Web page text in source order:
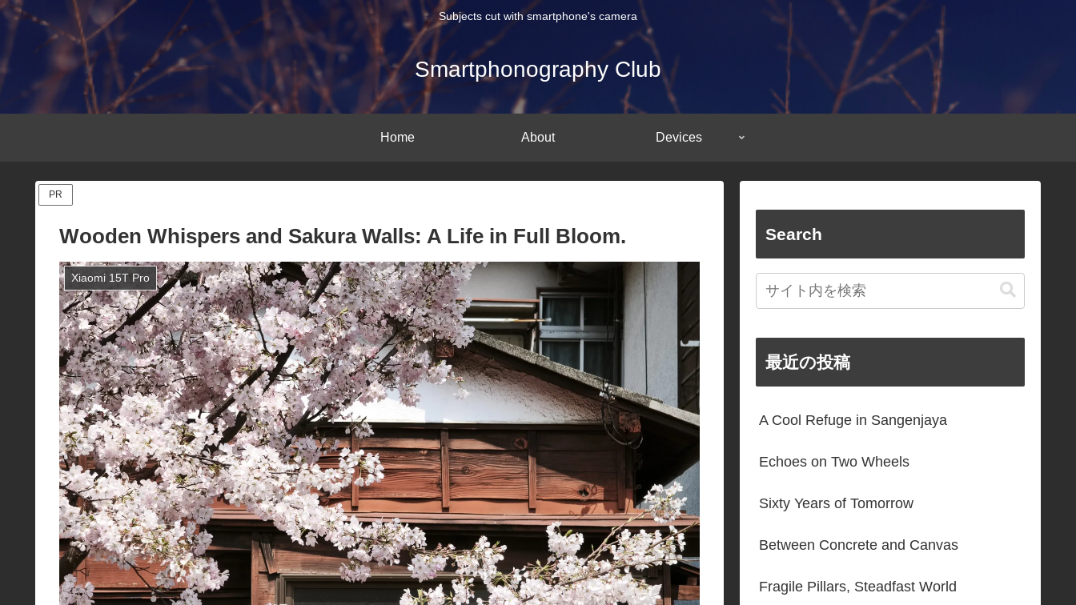
Subjects cut with smartphone's camera
Smartphonography Club
Home About Devices
PR
Wooden Whispers and Sakura Walls: A Life in Full Bloom.
Xiaomi 15T Pro
Search
最近の投稿
A Cool Refuge in Sangenjaya
Echoes on Two Wheels
Sixty Years of Tomorrow
Between Concrete and Canvas
Fragile Pillars, Steadfast World